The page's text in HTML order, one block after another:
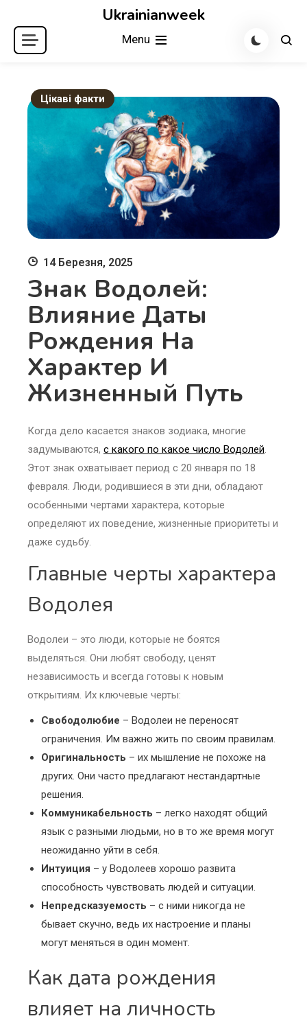
content
Ukrainianweek
Menu
Цікаві факти
14 Березня, 2025
Знак Водолей:
Влияние Даты
Рождения На
Характер И
Жизненный Путь
Когда дело касается знаков зодиака, многие
задумываются, с какого по какое число Водолей.
Этот знак охватывает период с 20 января по 18
февраля. Люди, родившиеся в эти дни, обладают
особенными чертами характера, которые
определяют их поведение, жизненные приоритеты и
даже судьбу.
Главные черты характера
Водолея
Водолеи – это люди, которые не боятся
выделяться. Они любят свободу, ценят
независимость и всегда готовы к новым
открытиям. Их ключевые черты:
Свободолюбие – Водолеи не переносят
ограничения. Им важно жить по своим правилам.
Оригинальность – их мышление не похоже на
других. Они часто предлагают нестандартные
решения.
Коммуникабельность – легко находят общий
язык с разными людьми, но в то же время могут
неожиданно уйти в себя.
Интуиция – у Водолеев хорошо развита
способность чувствовать людей и ситуации.
Непредсказуемость – с ними никогда не
бывает скучно, ведь их настроение и планы
могут меняться в один момент.
Как дата рождения
влияет на личность